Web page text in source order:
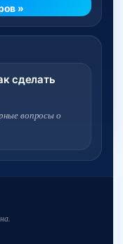
»
сделать
вопросы о